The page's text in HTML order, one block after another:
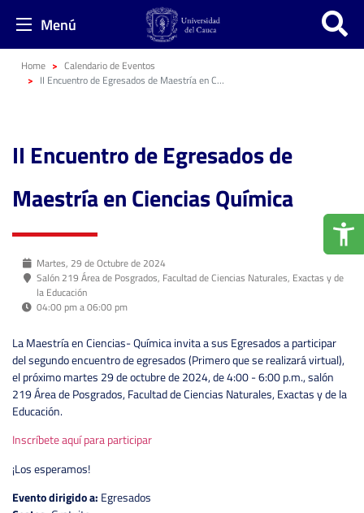
Menú
Home
Calendario de Eventos
II Encuentro de Egresados de Maestría en Ciencias Química
II Encuentro de Egresados de
Maestría en Ciencias Química
Martes, 29 de Octubre de 2024
Salón 219 Área de Posgrados, Facultad de Ciencias Naturales, Exactas y de
la Educación
04:00 pm a 06:00 pm
La Maestría en Ciencias- Química invita a sus Egresados a participar
del segundo encuentro de egresados (Primero que se realizará virtual),
el próximo martes 29 de octubre de 2024, de 4:00 - 6:00 p.m., salón
219 Área de Posgrados, Facultad de Ciencias Naturales, Exactas y de la
Educación.
Inscríbete aquí para participar
¡Los esperamos!
Evento dirigido a: Egresados